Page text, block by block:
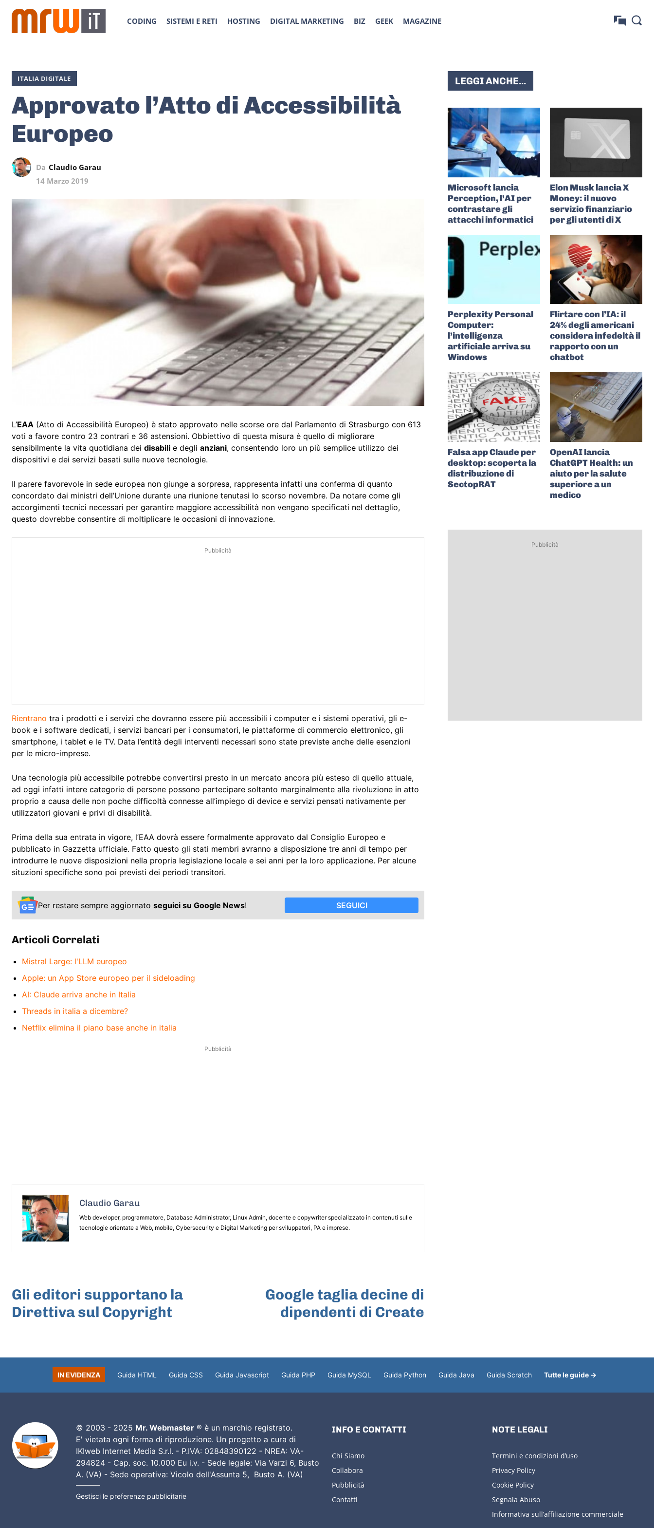
CODING SISTEMI E RETI HOSTING DIGITAL MARKETING BIZ GEEK MAGAZINE
ITALIA DIGITALE
Approvato l’Atto di Accessibilità
Europeo
Da Claudio Garau
14 Marzo 2019
L’EAA (Atto di Accessibilità Europeo) è stato approvato nelle scorse ore dal Parlamento di Strasburgo con 613
voti a favore contro 23 contrari e 36 astensioni. Obbiettivo di questa misura è quello di migliorare
sensibilmente la vita quotidiana dei disabili e degli anziani, consentendo loro un più semplice utilizzo dei
dispositivi e dei servizi basati sulle nuove tecnologie.
Il parere favorevole in sede europea non giunge a sorpresa, rappresenta infatti una conferma di quanto
concordato dai ministri dell’Unione durante una riunione tenutasi lo scorso novembre. Da notare come gli
accorgimenti tecnici necessari per garantire maggiore accessibilità non vengano specificati nel dettaglio,
questo dovrebbe consentire di moltiplicare le occasioni di innovazione.
Pubblicità
Rientrano tra i prodotti e i servizi che dovranno essere più accessibili i computer e i sistemi operativi, gli e-
book e i software dedicati, i servizi bancari per i consumatori, le piattaforme di commercio elettronico, gli
smartphone, i tablet e le TV. Data l’entità degli interventi necessari sono state previste anche delle esenzioni
per le micro-imprese.
Una tecnologia più accessibile potrebbe convertirsi presto in un mercato ancora più esteso di quello attuale,
ad oggi infatti intere categorie di persone possono partecipare soltanto marginalmente alla rivoluzione in atto
proprio a causa delle non poche difficoltà connesse all’impiego di device e servizi pensati nativamente per
utilizzatori giovani e privi di disabilità.
Prima della sua entrata in vigore, l’EAA dovrà essere formalmente approvato dal Consiglio Europeo e
pubblicato in Gazzetta ufficiale. Fatto questo gli stati membri avranno a disposizione tre anni di tempo per
introdurre le nuove disposizioni nella propria legislazione locale e sei anni per la loro applicazione. Per alcune
situzioni specifiche sono poi previsti dei periodi transitori.
Per restare sempre aggiornato seguici su Google News! SEGUICI
Articoli Correlati
Mistral Large: l'LLM europeo
Apple: un App Store europeo per il sideloading
AI: Claude arriva anche in Italia
Threads in italia a dicembre?
Netflix elimina il piano base anche in italia
Pubblicità
Claudio Garau
Web developer, programmatore, Database Administrator, Linux Admin, docente e copywriter specializzato in contenuti sulle
tecnologie orientate a Web, mobile, Cybersecurity e Digital Marketing per sviluppatori, PA e imprese.
Gli editori supportano la
Direttiva sul Copyright
Google taglia decine di
dipendenti di Create
LEGGI ANCHE...
Microsoft lancia
Perception, l’AI per
contrastare gli
attacchi informatici
Elon Musk lancia X
Money: il nuovo
servizio finanziario
per gli utenti di X
Perplexity Personal
Computer:
l’intelligenza
artificiale arriva su
Windows
Flirtare con l’IA: il
24% degli americani
considera infedeltà il
rapporto con un
chatbot
Falsa app Claude per
desktop: scoperta la
distribuzione di
SectopRAT
OpenAI lancia
ChatGPT Health: un
aiuto per la salute
superiore a un
medico
Pubblicità
IN EVIDENZA Guida HTML Guida CSS Guida Javascript Guida PHP Guida MySQL Guida Python Guida Java Guida Scratch Tutte le guide →
© 2003 - 2025 Mr. Webmaster® è un marchio registrato.
E' vietata ogni forma di riproduzione. Un progetto a cura di
IKIweb Internet Media S.r.l. - P.IVA: 02848390122 - NREA: VA-
294824 - Cap. soc. 10.000 Eu i.v. - Sede legale: Via Varzi 6, Busto
A. (VA) - Sede operativa: Vicolo dell'Assunta 5, Busto A. (VA)
Gestisci le preferenze pubblicitarie
INFO E CONTATTI
Chi Siamo
Collabora
Pubblicità
Contatti
NOTE LEGALI
Termini e condizioni d’uso
Privacy Policy
Cookie Policy
Segnala Abuso
Informativa sull’affiliazione commerciale